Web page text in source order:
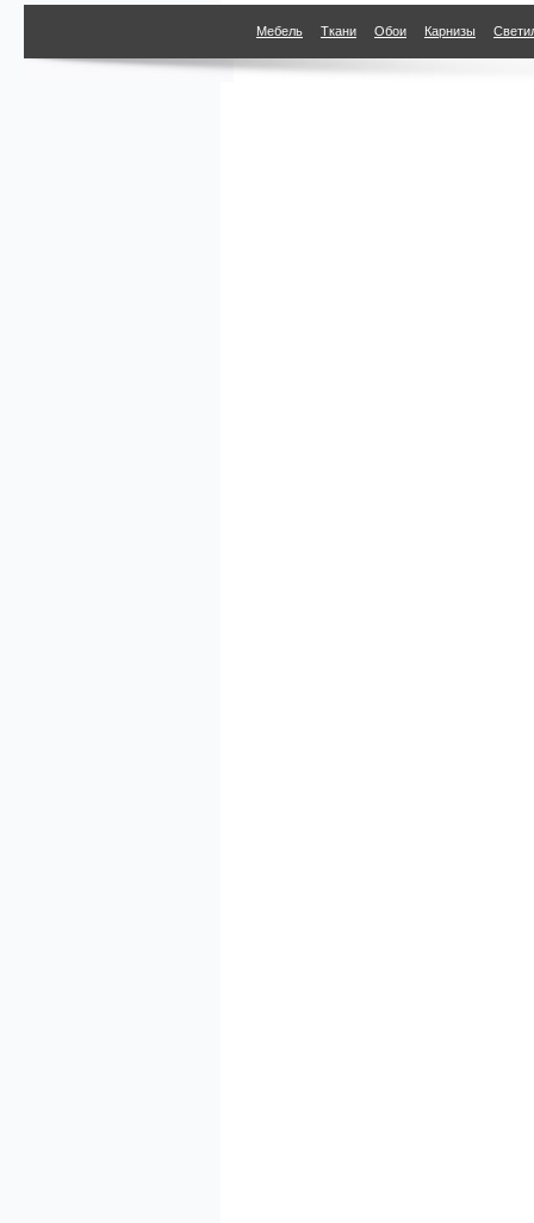
Мебель Ткани Обои Карнизы